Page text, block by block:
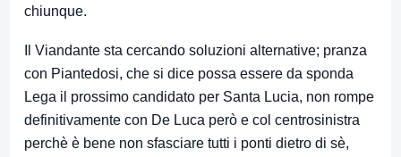
chiunque.
Il Viandante sta cercando soluzioni alternative; pranza
con Piantedosi, che si dice possa essere da sponda
Lega il prossimo candidato per Santa Lucia, non rompe
definitivamente con De Luca però e col centrosinistra
perchè è bene non sfasciare tutti i ponti dietro di sè,